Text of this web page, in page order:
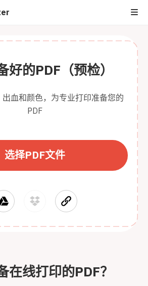
好的PDF（预检）
血和颜色，为专业打印准备您的
PDF
选择PDF文件
在线打印的PDF？